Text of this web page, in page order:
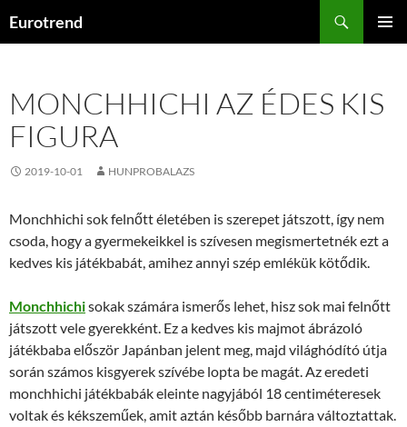
Eurotrend
MONCHHICHI AZ ÉDES KIS
FIGURA
2019-10-01 HUNPROBALAZS
Monchhichi sok felnőtt életében is szerepet játszott, így nem
csoda, hogy a gyermekeikkel is szívesen megismertetnék ezt a
kedves kis játékbabát, amihez annyi szép emlékük kötődik.
Monchhichisokak számára ismerős lehet, hisz sok mai felnőtt
játszott vele gyerekként. Ez a kedves kis majmot ábrázoló
játékbaba először Japánban jelent meg, majd világhódító útja
során számos kisgyerek szívébe lopta be magát. Az eredeti
monchhichi játékbabák eleinte nagyjából 18 centiméteresek
voltak és kékszeműek, amit aztán később barnára változtattak.